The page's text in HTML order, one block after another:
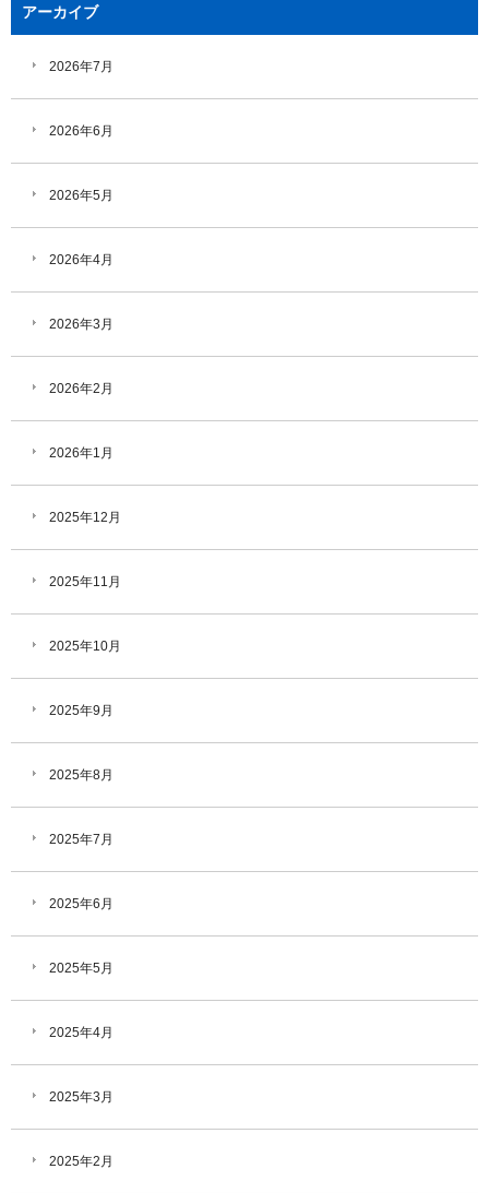
アーカイブ
2026年7月
2026年6月
2026年5月
2026年4月
2026年3月
2026年2月
2026年1月
2025年12月
2025年11月
2025年10月
2025年9月
2025年8月
2025年7月
2025年6月
2025年5月
2025年4月
2025年3月
2025年2月